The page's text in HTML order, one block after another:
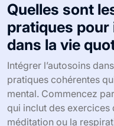
Quelles sont
pratiques pour
dans la vie
Intégrer l’autosoins
pratiques cohérentes
mental. Commencez
qui inclut des exercices
méditation ou la